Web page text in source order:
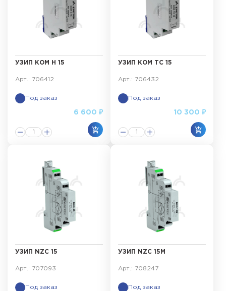
УЗИП КОМ Н 15
Арт.: 706412
Под заказ
6 600 ₽
УЗИП КОМ ТС 15
Арт.: 706432
Под заказ
10 300 ₽
УЗИП NZC 15
Арт.: 707093
Под заказ
УЗИП NZC 15M
Арт.: 708247
Под заказ